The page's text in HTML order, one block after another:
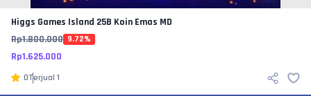
Higgs Games Island 25B Koin Emas MD
Rp1.800.000 9.72%
Rp1.625.000
0Terjual 1